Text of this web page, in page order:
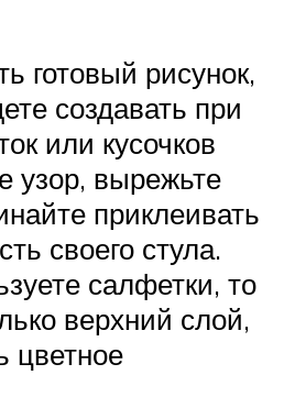
готовый рисунок,
создавать при
или кусочков
узор, вырежьте
приклеивать
своего стула.
салфетки, то
верхний слой,
цветное